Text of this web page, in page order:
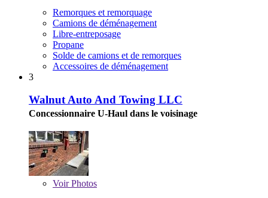
Remorques et remorquage
Camions de déménagement
Libre-entreposage
Propane
Solde de camions et de remorques
Accessoires de déménagement
3
Walnut Auto And Towing LLC
Concessionnaire U-Haul dans le voisinage
VoirPhotos